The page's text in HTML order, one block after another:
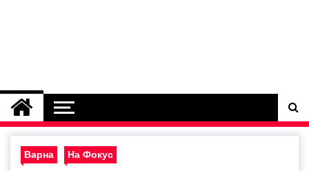
Варна На Фокус